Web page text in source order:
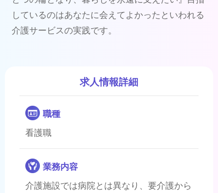
しているのはあなたに会えてよかったといわれる
介護サービスの実践です。
求人情報詳細
職種
看護職
業務内容
介護施設では病院とは異なり、要介護から